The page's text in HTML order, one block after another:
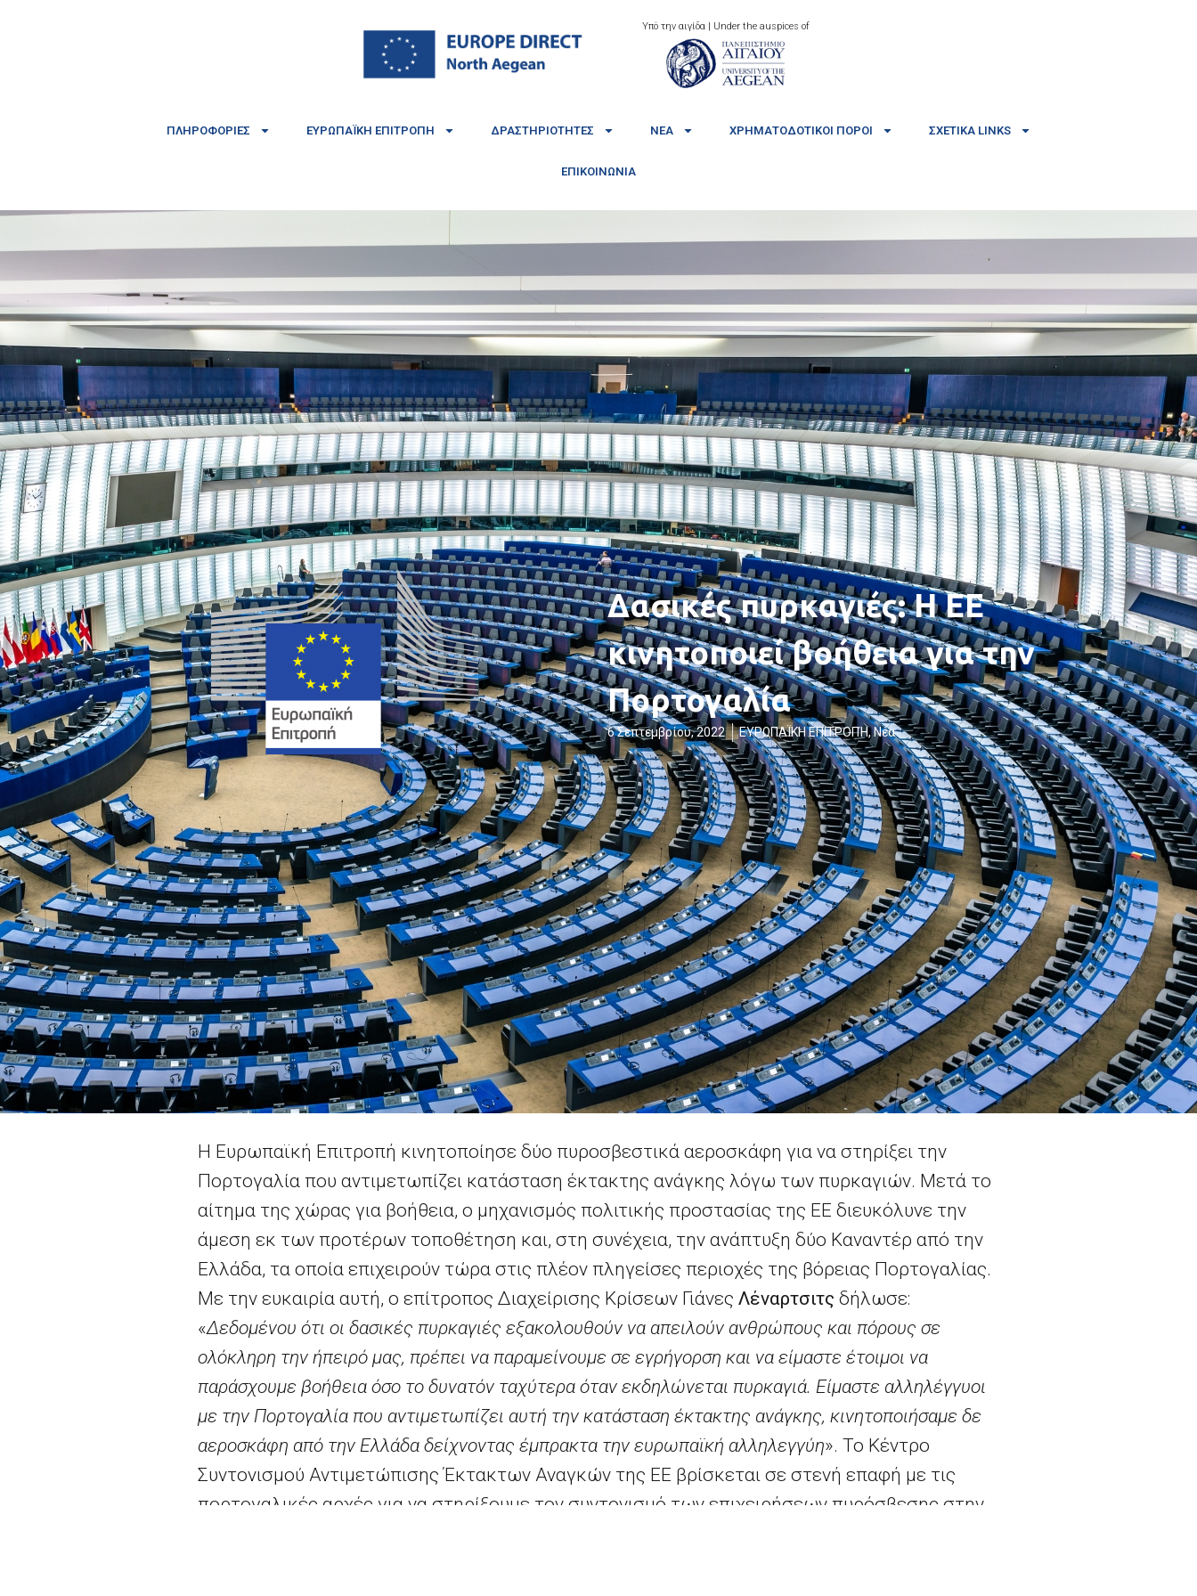
Υπό την αιγίδα | Under the auspices of
ΠΛΗΡΟΦΟΡΊΕΣ ΕΥΡΩΠΑΪΚΉ ΕΠΙΤΡΟΠΉ ΔΡΑΣΤΗΡΙΌΤΗΤΕΣ ΝΈΑ ΧΡΗΜΑΤΟΔΟΤΙΚΟΊ ΠΌΡΟΙ ΣΧΕΤΙΚΆ LINKS
ΕΠΙΚΟΙΝΩΝΊΑ
Δασικές πυρκαγιές: Η ΕΕ
κινητοποιεί βοήθεια για την
Πορτογαλία
6 Σεπτεμβρίου, 2022 ΕΥΡΩΠΑΪΚΗ ΕΠΙΤΡΟΠΉ,Νέα
Η Ευρωπαϊκή Επιτροπή κινητοποίησε δύο πυροσβεστικά αεροσκάφη για να στηρίξει την
Πορτογαλία που αντιμετωπίζει κατάσταση έκτακτης ανάγκης λόγω των πυρκαγιών. Μετά το
αίτημα της χώρας για βοήθεια, ο μηχανισμός πολιτικής προστασίας της ΕΕ διευκόλυνε την
άμεση εκ των προτέρων τοποθέτηση και, στη συνέχεια, την ανάπτυξη δύο Καναντέρ από την
Ελλάδα, τα οποία επιχειρούν τώρα στις πλέον πληγείσες περιοχές της βόρειας Πορτογαλίας.
Με την ευκαιρία αυτή, ο επίτροπος Διαχείρισης Κρίσεων Γιάνες Λέναρτσιτς δήλωσε:
«Δεδομένου ότι οι δασικές πυρκαγιές εξακολουθούν να απειλούν ανθρώπους και πόρους σε
ολόκληρη την ήπειρό μας, πρέπει να παραμείνουμε σε εγρήγορση και να είμαστε έτοιμοι να
παράσχουμε βοήθεια όσο το δυνατόν ταχύτερα όταν εκδηλώνεται πυρκαγιά. Είμαστε αλληλέγγυοι
με την Πορτογαλία που αντιμετωπίζει αυτή την κατάσταση έκτακτης ανάγκης, κινητοποιήσαμε δε
αεροσκάφη από την Ελλάδα δείχνοντας έμπρακτα την ευρωπαϊκή αλληλεγγύη». Το Κέντρο
Συντονισμού Αντιμετώπισης Έκτακτων Αναγκών της ΕΕ βρίσκεται σε στενή επαφή με τις
πορτογαλικές αρχές για να στηρίξουμε τον συντονισμό των επιχειρήσεων πυρόσβεσης στην